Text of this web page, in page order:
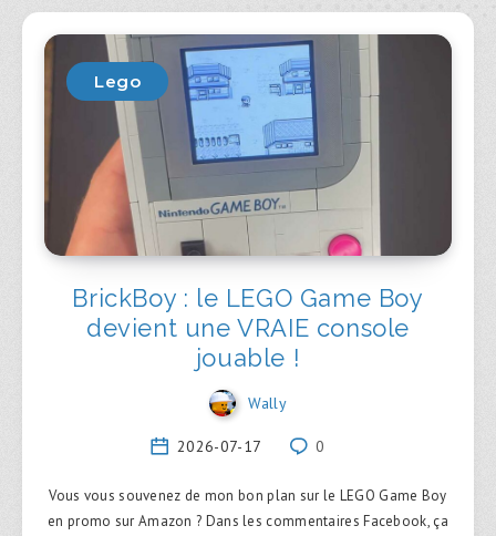
Lego
BrickBoy : le LEGO Game Boy
devient une VRAIE console
jouable !
Wally
2026-07-17 0
Vous vous souvenez de mon bon plan sur le LEGO Game Boy
en promo sur Amazon ? Dans les commentaires Facebook, ça